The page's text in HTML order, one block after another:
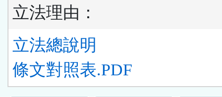
立法理由：
立法總說明
條文對照表.PDF